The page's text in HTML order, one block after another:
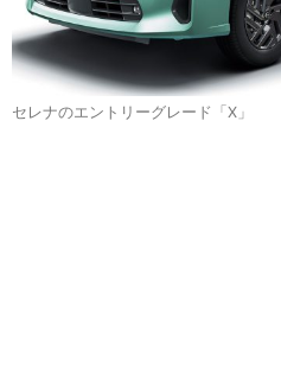
セレナのエントリーグレード「X」